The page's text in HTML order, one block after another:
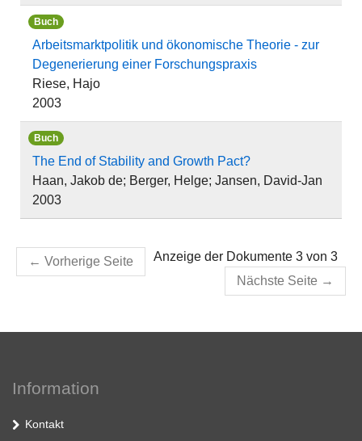
Buch
Arbeitsmarktpolitik und ökonomische Theorie - zur
Degenerierung einer Forschungspraxis
Riese, Hajo
2003
Buch
The End of Stability and Growth Pact?
Haan, Jakob de; Berger, Helge; Jansen, David-Jan
2003
← Vorherige Seite
Anzeige der Dokumente 3 von 3
Nächste Seite →
Information
Kontakt